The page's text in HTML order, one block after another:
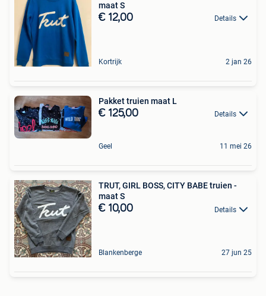
maat S
€ 12,00 Details
Kortrijk 2 jan 26
Pakket truien maat L
€ 125,00 Details
Geel 11 mei 26
TRUT, GIRL BOSS, CITY BABE truien -
maat S
€ 10,00 Details
Blankenberge 27 jun 25